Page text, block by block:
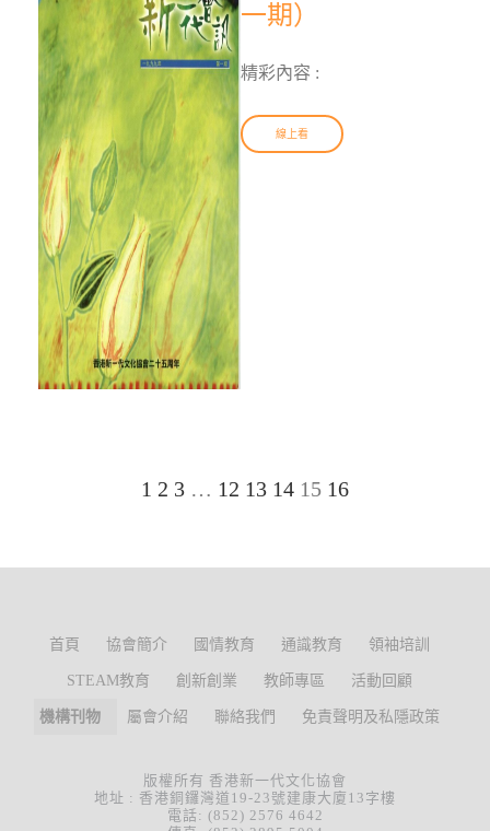
一期）
精彩內容 :
線上看
1 2 3 … 12 13 14 15 16
首頁 協會簡介 國情教育 通識教育 領袖培訓
STEAM教育 創新創業 教師專區 活動回顧
機構刊物 屬會介紹 聯絡我們 免責聲明及私隱政策
版權所有 香港新一代文化協會
地址 : 香港銅鑼灣道19-23號建康大廈13字樓
電話: (852) 2576 4642